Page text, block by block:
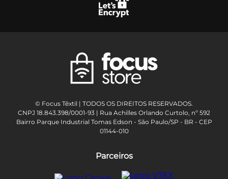
© Focus Têxtil | TODOS OS DIREITOS RESERVADOS.
CNPJ 18.843.398/0001-93 | Rua Achilles Orlando Curtolo, nº 592
Bairro Parque Industrial Tomas Edson - São Paulo/SP - BR - CEP
01144-010
Parceiros